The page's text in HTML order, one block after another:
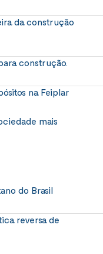
da construção
construção.
na Feiplar
mais
do Brasil
reversa de